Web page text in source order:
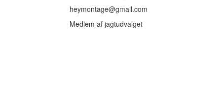
heymontage@gmail.com
Medlem af jagtudvalget